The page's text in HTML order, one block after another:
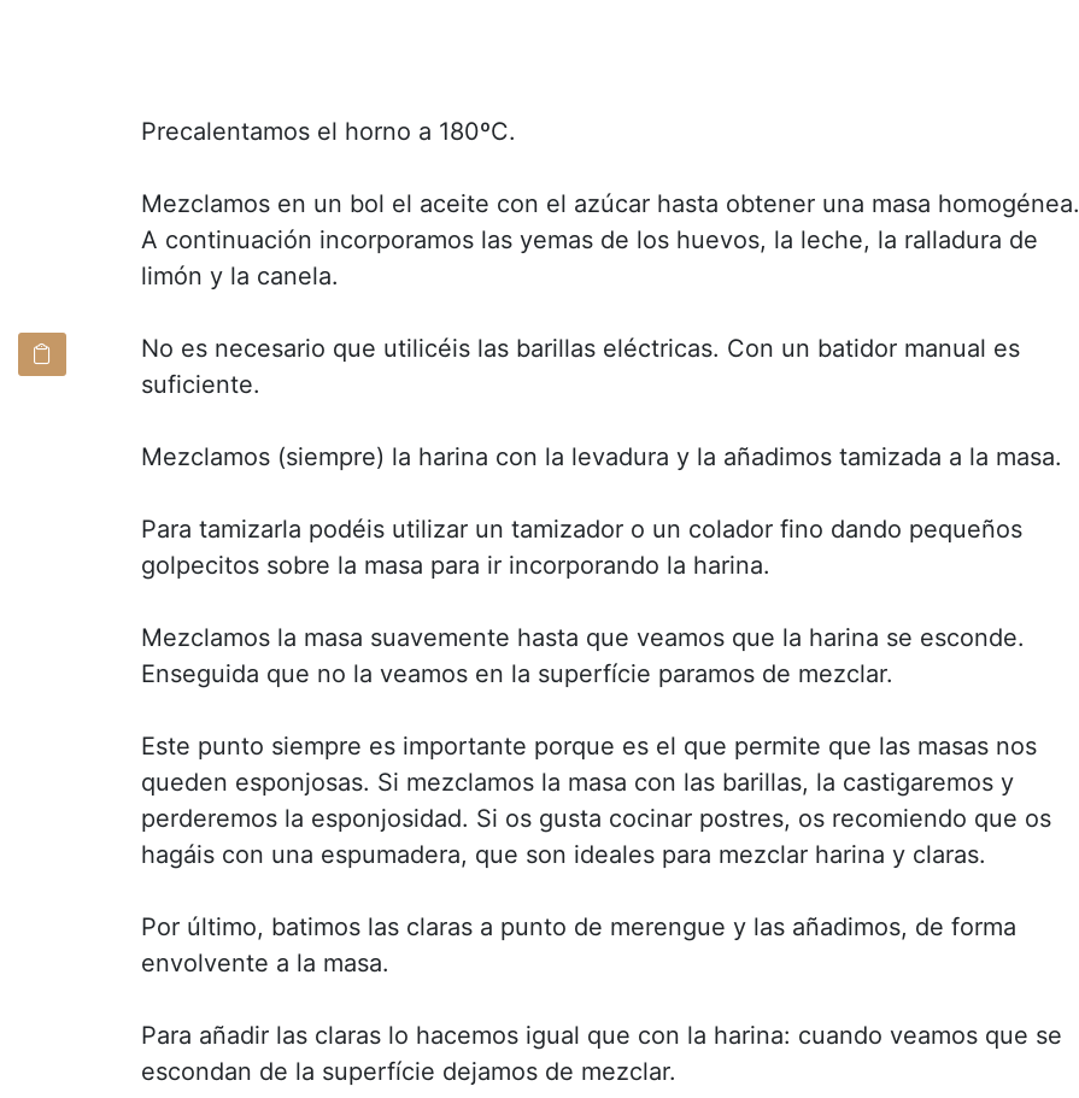
Precalentamos el horno a 180ºC.
Mezclamos en un bol el aceite con el azúcar hasta obtener una masa homogénea.
A continuación incorporamos las yemas de los huevos, la leche, la ralladura de
limón y la canela.
No es necesario que utilicéis las barillas eléctricas. Con un batidor manual es
suficiente.
Mezclamos (siempre) la harina con la levadura y la añadimos tamizada a la masa.
Para tamizarla podéis utilizar un tamizador o un colador fino dando pequeños
golpecitos sobre la masa para ir incorporando la harina.
Mezclamos la masa suavemente hasta que veamos que la harina se esconde.
Enseguida que no la veamos en la superfície paramos de mezclar.
Este punto siempre es importante porque es el que permite que las masas nos
queden esponjosas. Si mezclamos la masa con las barillas, la castigaremos y
perderemos la esponjosidad. Si os gusta cocinar postres, os recomiendo que os
hagáis con una espumadera, que son ideales para mezclar harina y claras.
Por último, batimos las claras a punto de merengue y las añadimos, de forma
envolvente a la masa.
Para añadir las claras lo hacemos igual que con la harina: cuando veamos que se
escondan de la superfície dejamos de mezclar.